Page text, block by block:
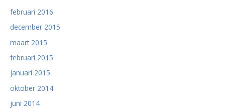
februari 2016
december 2015
maart 2015
februari 2015
januari 2015
oktober 2014
juni 2014